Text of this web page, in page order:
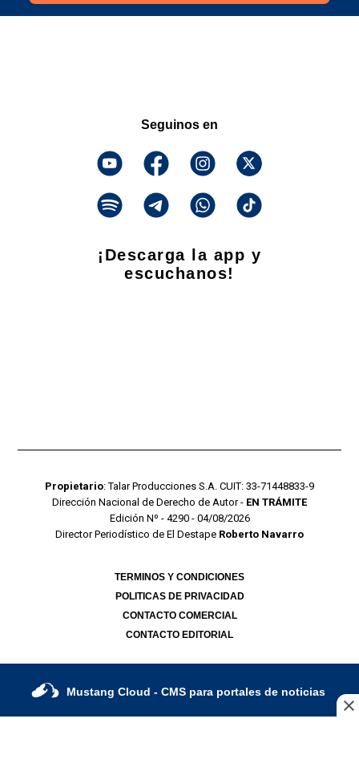
Seguinos en
¡Descarga la app y
escuchanos!
Propietario: Talar Producciones S.A. CUIT: 33-71448833-9
Dirección Nacional de Derecho de Autor - EN TRÁMITE
Edición Nº - 4290 - 04/08/2026
Director Periodístico de El Destape Roberto Navarro
TERMINOS Y CONDICIONES
POLITICAS DE PRIVACIDAD
CONTACTO COMERCIAL
CONTACTO EDITORIAL
Mustang Cloud - CMS para portales de noticias